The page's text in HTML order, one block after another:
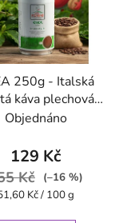
250g - Italská
káva plechová
Caffe Pompeii
Objednáno
129 Kč
Kč
(–16 %)
Kč / 100 g